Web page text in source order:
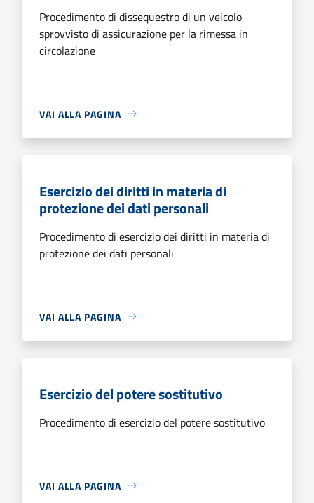
Procedimento di dissequestro di un veicolo
sprovvisto di assicurazione per la rimessa in
circolazione
VAI ALLA PAGINA
Esercizio dei diritti in materia di
protezione dei dati personali
Procedimento di esercizio dei diritti in materia di
protezione dei dati personali
VAI ALLA PAGINA
Esercizio del potere sostitutivo
Procedimento di esercizio del potere sostitutivo
VAI ALLA PAGINA